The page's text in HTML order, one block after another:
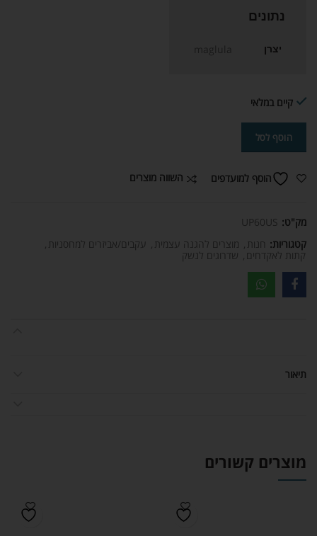
נתונים
יצרן
קיים במלאי
הוסף לסל
הוסף למועדפים השווה מוצרים
מק"ט: UP60US
קטגוריות: חנות מוצרים להגנה עצמית עקבים/אביזרים למחסניות
קתות לאקדחים
שדרוגים לנשק
תיאור
מוצרים קשורים